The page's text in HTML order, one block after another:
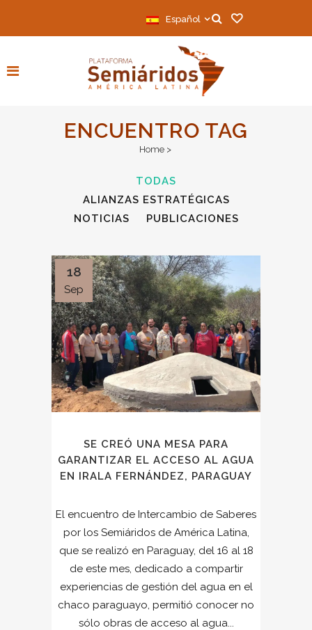
Español
ENCUENTRO TAG
Home>
TODAS
ALIANZAS ESTRATÉGICAS
NOTICIAS
PUBLICACIONES
18
Sep
SE CREÓ UNA MESA PARA
GARANTIZAR EL ACCESO AL AGUA
EN IRALA FERNÁNDEZ, PARAGUAY
El encuentro de Intercambio de Saberes
por los Semiáridos de América Latina,
que se realizó en Paraguay, del 16 al 18
de este mes, dedicado a compartir
experiencias de gestión del agua en el
chaco paraguayo, permitió conocer no
sólo obras de acceso al agua...